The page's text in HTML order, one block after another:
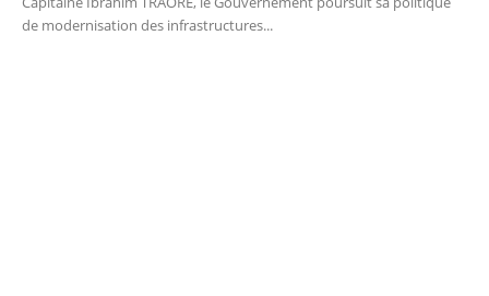
de modernisation des infrastructures...